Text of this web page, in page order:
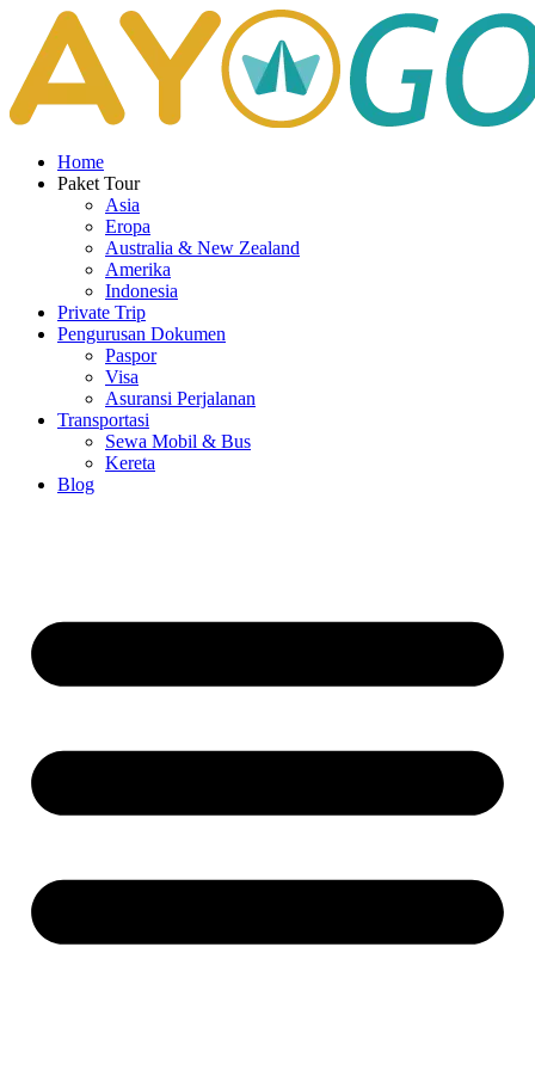
Home
Paket Tour
Asia
Eropa
Australia & New Zealand
Amerika
Indonesia
Private Trip
Pengurusan Dokumen
Paspor
Visa
Asuransi Perjalanan
Transportasi
Sewa Mobil & Bus
Kereta
Blog